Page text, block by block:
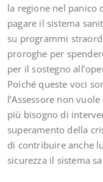
la regione nel panico
pagare il sistema
su programmi
proroghe per
per il sostegno
Poiché queste voci
l’Assessore non
più bisogno di
superamento della
di contribuire anche
sicurezza il sistema